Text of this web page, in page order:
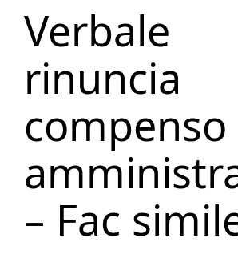
Verbale
rinuncia
compenso
– Fac